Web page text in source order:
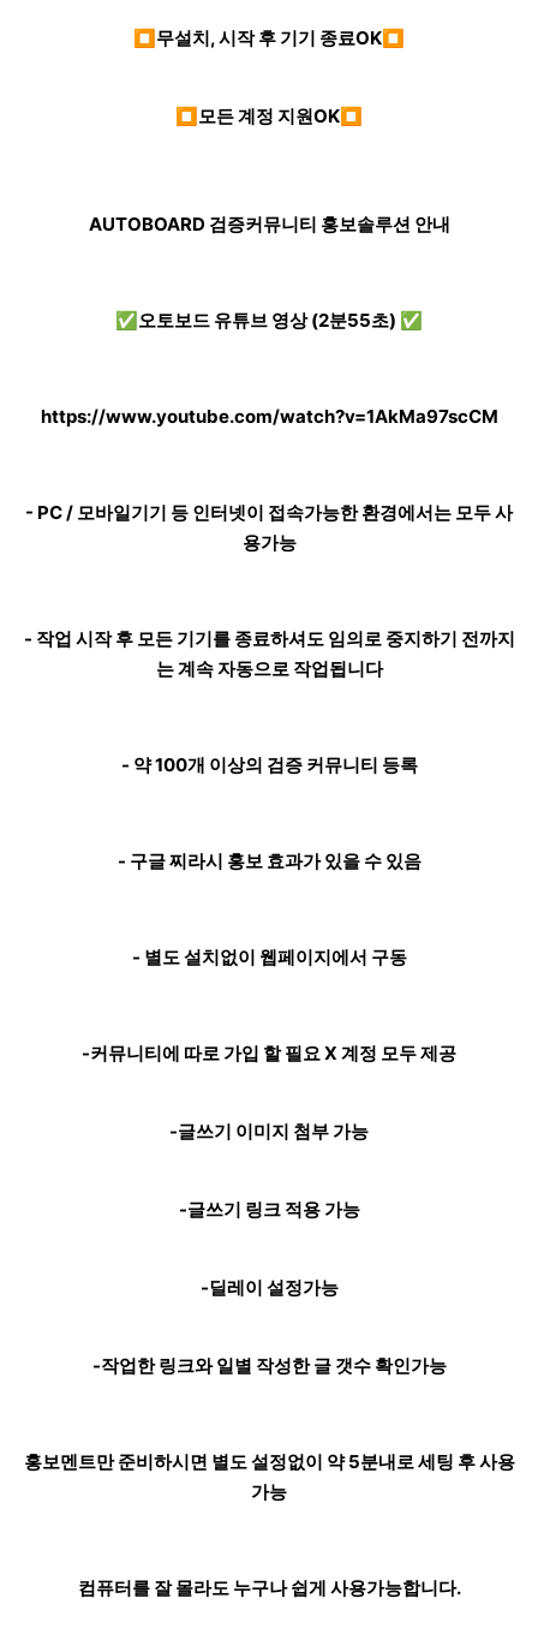
⏹무설치, 시작 후 기기 종료OK⏹
⏹모든 계정 지원OK⏹
AUTOBOARD 검증커뮤니티 홍보솔루션 안내
✅오토보드 유튜브 영상 (2분55초) ✅
https://www.youtube.com/watch?v=1AkMa97scCM
- PC / 모바일기기 등 인터넷이 접속가능한 환경에서는 모두 사
용가능
- 작업 시작 후 모든 기기를 종료하셔도 임의로 중지하기 전까지
는 계속 자동으로 작업됩니다
- 약 100개 이상의 검증 커뮤니티 등록
- 구글 찌라시 홍보 효과가 있을 수 있음
- 별도 설치없이 웹페이지에서 구동
-커뮤니티에 따로 가입 할 필요 X 계정 모두 제공
-글쓰기 이미지 첨부 가능
-글쓰기 링크 적용 가능
-딜레이 설정가능
-작업한 링크와 일별 작성한 글 갯수 확인가능
홍보멘트만 준비하시면 별도 설정없이 약 5분내로 세팅 후 사용
가능
컴퓨터를 잘 몰라도 누구나 쉽게 사용가능합니다.